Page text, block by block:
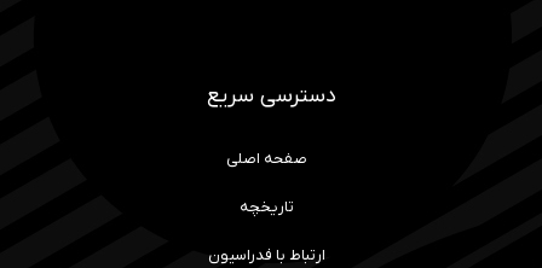
دسترسی سریع
صفحه اصلی
تاریخچه
ارتباط با فدراسیون